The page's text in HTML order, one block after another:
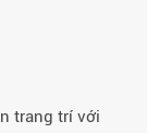
trang trí với